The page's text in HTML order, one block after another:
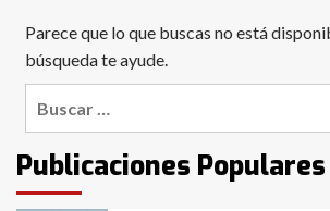
Parece que lo que buscas no está
búsqueda te ayude.
Publicaciones Populares
6
con lluvias y heladas,
de la provincia
intentaron evadir a la
fueron detenidos por
comercialización de
tarde del sábado